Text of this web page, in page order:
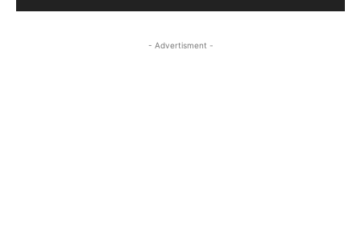
- Advertisment -